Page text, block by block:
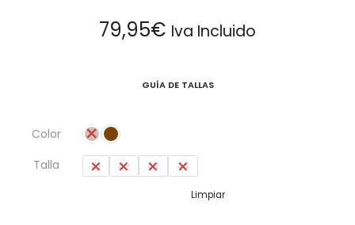
79,95€ Iva Incluido
GUÍA DE TALLAS
Color
Talla
41 42 43 44
Limpiar